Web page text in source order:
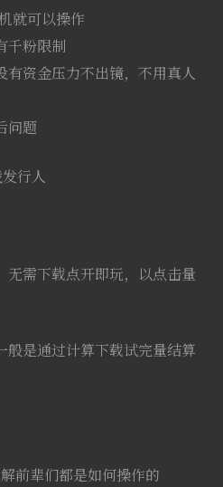
就可以操作
千粉限制
有资金压力不出镜，不用真人
问题
行人
无需下载点开即玩，以点击量
般是通过计算下载试完量结算
前辈们都是如何操作的